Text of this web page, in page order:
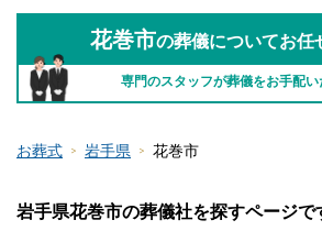
花巻市の葬儀についてお任
専門のスタッフが葬儀をお手配い
お葬式 岩手県 花巻市
岩手県花巻市の葬儀社を探すページで